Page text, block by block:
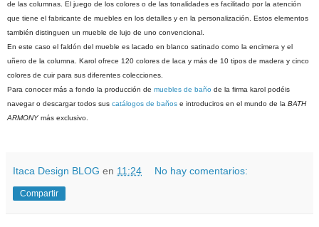
de las columnas. El juego de los colores o de las tonalidades es facilitado por la atención
que tiene el fabricante de muebles en los detalles y en la personalización. Estos elementos
también distinguen un mueble de lujo de uno convencional.
En este caso el faldón del mueble es lacado en blanco satinado como la encimera y el
uñero de la columna. Karol ofrece 120 colores de laca y más de 10 tipos de madera y cinco
colores de cuir para sus diferentes colecciones.
Para conocer más a fondo la producción de muebles de baño de la firma karol podéis
navegar o descargar todos sus catálogos de baños e introduciros en el mundo de la BATH
ARMONY más exclusivo.
Itaca Design BLOG en 11:24 No hay comentarios:
Compartir